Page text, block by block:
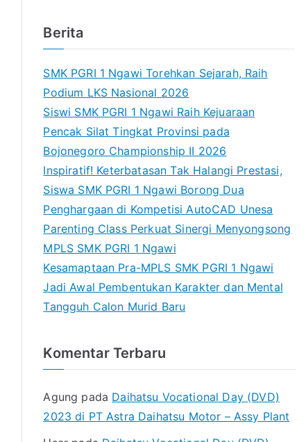
Berita
SMK PGRI 1 Ngawi Torehkan Sejarah, Raih
Podium LKS Nasional 2026
Siswi SMK PGRI 1 Ngawi Raih Kejuaraan
Pencak Silat Tingkat Provinsi pada
Bojonegoro Championship II 2026
Inspiratif! Keterbatasan Tak Halangi Prestasi,
Siswa SMK PGRI 1 Ngawi Borong Dua
Penghargaan di Kompetisi AutoCAD Unesa
Parenting Class Perkuat Sinergi Menyongsong
MPLS SMK PGRI 1 Ngawi
Kesamaptaan Pra-MPLS SMK PGRI 1 Ngawi
Jadi Awal Pembentukan Karakter dan Mental
Tangguh Calon Murid Baru
Komentar Terbaru
Agung pada Daihatsu Vocational Day (DVD)
2023 di PT Astra Daihatsu Motor – Assy Plant